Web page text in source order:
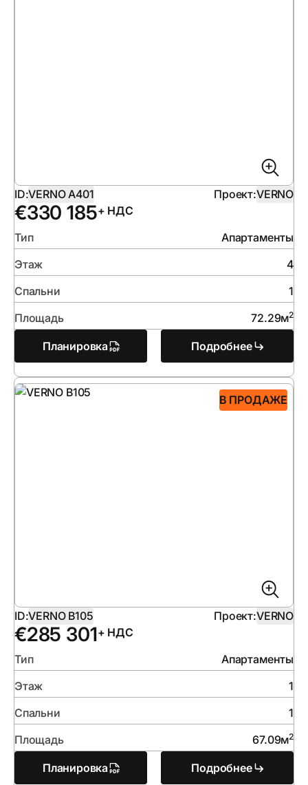
ID:VERNO A401 Проект:VERNO
€330 185+ НДС
Тип
Апартаменты
Этаж
4
Спальни
1
Площадь
72.29м2
Планировка Подробнее
В ПРОДАЖЕ
ID:VERNO B105 Проект:VERNO
€285 301+ НДС
Тип
Апартаменты
Этаж
1
Спальни
1
Площадь
67.09м2
Планировка Подробнее